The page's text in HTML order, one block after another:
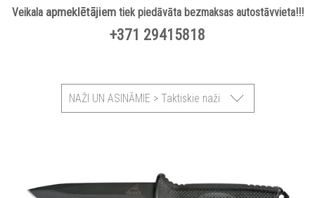
Veikala apmeklētājiemtiek piedāvāta bezmaksas autostāvvieta!!!
+371 29415818
NAŽI UN ASINĀMIE > Taktiskie naži